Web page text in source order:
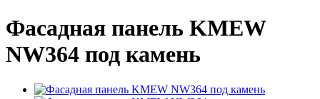
Фасадная панель KMEW
NW364 под камень